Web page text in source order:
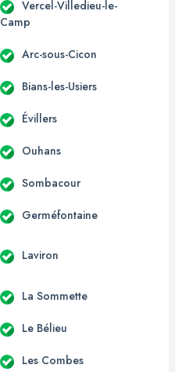
Vercel-Villedieu-le-
Camp
Arc-sous-Cicon
Bians-les-Usiers
Évillers
Ouhans
Sombacour
Germéfontaine
Laviron
La Sommette
Le Bélieu
Les Combes